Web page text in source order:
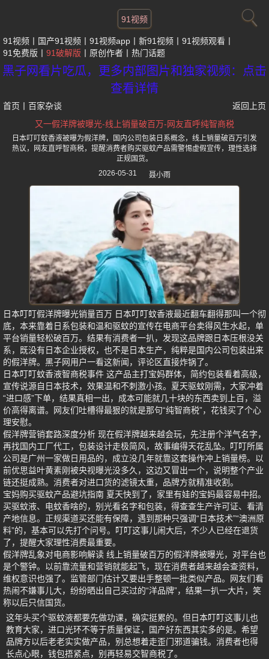
91视频
91视频 国产91视频 91视频app 新91视频
91视频观看
91免费版
91破解版 原创作者 热门话题
黑子网看片吃瓜，更多内部图片和独家视频：点击
查看详情
首页 百家杂谈
返回上页
又一假洋牌被曝光-线上销量破百万-网友直呼纯智商税
日本叮叮蚊香液被曝为假洋牌，国内公司包装日系概念，线上销量破百万引发
热议，网友直呼智商税，提醒消费者购买驱蚊产品需警惕虚假宣传，理性选择
正规国货。
2026-05-31
聂小雨
日本叮叮假洋牌曝光销量百万 日本叮叮蚊香液最近翻车翻得那叫一个彻
底，本来靠着日系包装和温和驱蚊的宣传在电商平台卖得风生水起，单
平台销量轻松破百万。结果有消费者一扒，发现这品牌跟日本压根没关
系，既没有日本企业授权，也不是日本生产，纯粹是国内公司包装出来
的假洋牌。黑子网用户一看这新闻，评论区直接炸锅了。
日本叮叮蚊香液智商税事件 这产品主打宝妈群体，简约包装看着高级，
宣传说源自日本技术，效果温和不刺激小孩。夏天驱蚊刚需，大家冲着
“进口感”下单，结果真相一出，成本可能就几十块的东西卖到上百，溢
价高得离谱。网友们吐槽得最狠的就是那句“纯智商税”，花钱买了个心
理安慰。
假洋牌营销套路深度分析 现在假洋牌越来越会玩，先注册个洋气名字，
再找国内工厂代工，包装设计走极简风，故事编得天花乱坠。叮叮所属
公司是广州一家做日用品的，成立没几年就靠这套操作冲上销量榜。以
前优思益叶黄素刚被央视曝光没多久，这边又冒出一个，说明整个产业
链还挺成熟。消费者对进口货的滤镜太重，品牌方就精准收割。
宝妈购买驱蚊产品避坑指南 夏天快到了，家里有娃的宝妈最容易中招。
买驱蚊液、电蚊香啥的，别光看名字和包装，得查查生产许可证、看清
产地信息。正规渠道买还能有保障，遇到那种只强调“日本技术”“澳洲原
料”的，基本可以先打个问号。叮叮这事儿闹大后，不少人已经在退货
了，提醒大家理性消费最重要。
假洋牌乱象对电商影响解读 线上销量破百万的假洋牌被曝光，对平台也
是个警钟。以前靠流量和营销就能起飞，现在消费者越来越会查资料，
维权意识也强了。监管部门估计又要出手整顿一批类似产品。网友们看
热闹不嫌事儿大，纷纷晒出自己买过的“洋品牌”，结果一扒一大片，笑
称以后只信国货。
这年头买个驱蚊液都要先做功课，确实挺累的。但日本叮叮这事儿也
教育大家，进口光环不等于质量保证，国产好东西其实多的是。希望
品牌方以后老老实实做产品，别总想着走歪门邪道骗钱。消费者也得
长点心眼，钱包捂紧点，别再轻易交智商税了。